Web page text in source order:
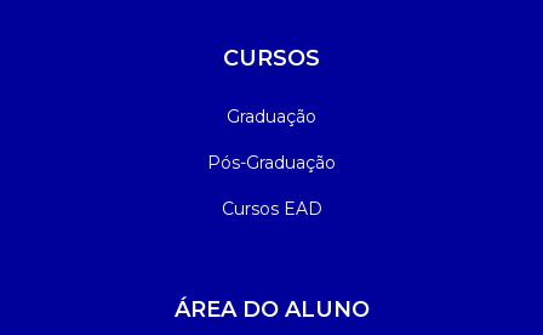
CURSOS
Graduação
Pós-Graduação
Cursos EAD
ÁREA DO ALUNO